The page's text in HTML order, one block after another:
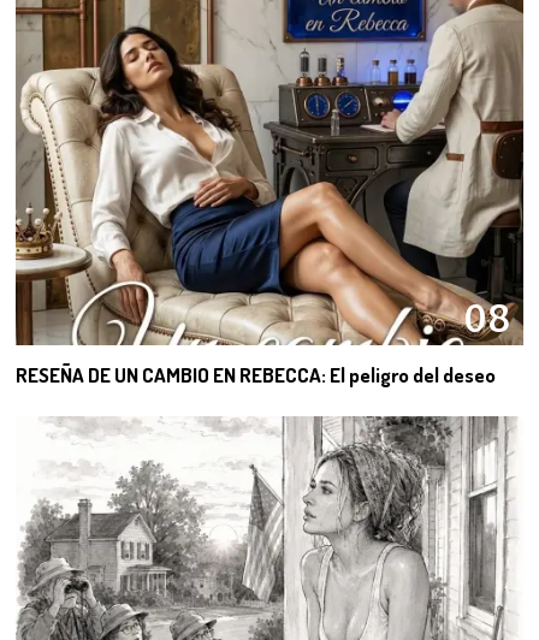
08
RESEÑA DE UN CAMBIO EN REBECCA: El peligro del deseo